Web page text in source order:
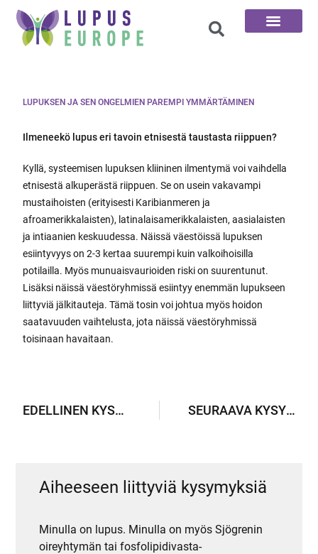
LUPUKSEN JA SEN ONGELMIEN PAREMPI YMMÄRTÄMINEN
Ilmeneekö lupus eri tavoin etnisestä taustasta riippuen?
Kyllä, systeemisen lupuksen kliininen ilmentymä voi vaihdella
etnisestä alkuperästä riippuen. Se on usein vakavampi
mustaihoisten (erityisesti Karibianmeren ja
afroamerikkalaisten), latinalaisamerikkalaisten, aasialaisten
ja intiaanien keskuudessa. Näissä väestöissä lupuksen
esiintyvyys on 2-3 kertaa suurempi kuin valkoihoisilla
potilailla. Myös munuaisvaurioiden riski on suurentunut.
Lisäksi näissä väestöryhmissä esiintyy enemmän lupukseen
liittyviä jälkitauteja. Tämä tosin voi johtua myös hoidon
saatavuuden vaihtelusta, jota näissä väestöryhmissä
toisinaan havaitaan.
EDELLINEN KYSYMYS SEURAAVA KYSYMYS
Aiheeseen liittyviä kysymyksiä
Minulla on lupus. Minulla on myös Sjögrenin
oireyhtymän tai fosfolipidivasta-